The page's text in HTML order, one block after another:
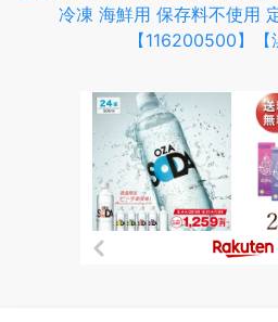
冷凍 海鮮用 保存料不使用
【116200500】【